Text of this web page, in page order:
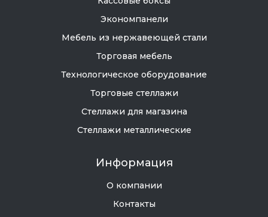
Экономпанели
Мебель из нержавеющей стали
Торговая мебель
Технологическое оборудование
Торговые стеллажи
Стеллажи для магазина
Стеллажи металлические
Информация
О компании
Контакты